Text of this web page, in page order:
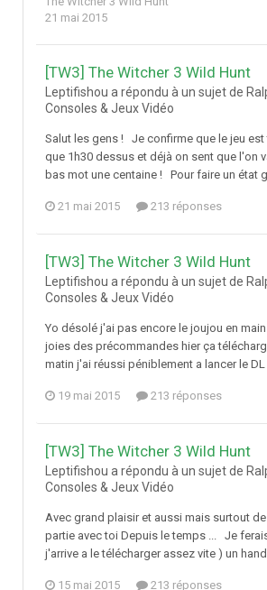
21 mai 2015
[TW3] The Witcher 3 Wild Hunt
Leptifishou a répondu à un sujet de
Consoles & Jeux Vidéo
Salut les gens ! Je confirme que le jeu
que 1h30 dessus et déjà on sent que l'on
bas mot une centaine ! Pour faire un état
21 mai 2015 213 réponses
[TW3] The Witcher 3 Wild Hunt
Leptifishou a répondu à un sujet de
Consoles & Jeux Vidéo
Yo désolé j'ai pas encore le joujou en
joies des précommandes hier ça
matin j'ai réussi péniblement a lancer le
19 mai 2015 213 réponses
[TW3] The Witcher 3 Wild Hunt
Leptifishou a répondu à un sujet de
Consoles & Jeux Vidéo
Avec grand plaisir et aussi mais surtout
partie avec toi Depuis le temps ... Je
j'arrive a le télécharger assez vite ) un
15 mai 2015 213 réponses